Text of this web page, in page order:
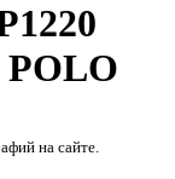
POLO
на сайте.